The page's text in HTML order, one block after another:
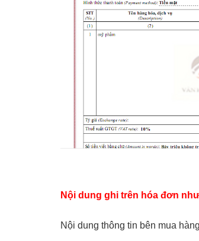
Nội dung ghi trên hóa đơn
Nội dung thông tin bên mua